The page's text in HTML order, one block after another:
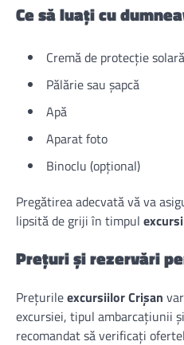
Ce să luați cu
Cremă de protecție solară
Pălărie sau șapcă
Apă
Aparat foto
Binoclu (opțional)
Pregătirea adecvată vă va
lipsită de griji în timpul
Prețuri și rezervări
Prețurileexcursiilor Crișan
excursiei, tipul ambarcațiunii
recomandat să verificați